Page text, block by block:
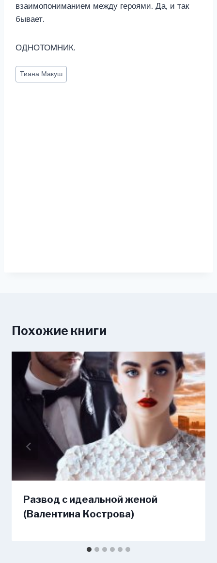
взаимопониманием между героями. Да, и так
бывает.
ОДНОТОМНИК.
Метки
записи:
Тиана Макуш
Похожие книги
Развод с идеальной женой
(Валентина Кострова)